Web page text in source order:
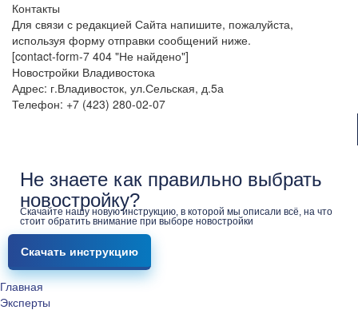
Контакты
Для связи с редакцией Сайта напишите, пожалуйста,
используя форму отправки сообщений ниже.
[contact-form-7 404 "Не найдено"]
Новостройки Владивостока
Адрес: г.Владивосток, ул.Сельская, д.5а
Телефон: +7 (423) 280-02-07
Не знаете как правильно выбрать
новостройку?
Скачайте нашу новую инструкцию, в которой мы описали всё, на что
стоит обратить внимание при выборе новостройки
Скачать инструкцию
Главная
Эксперты